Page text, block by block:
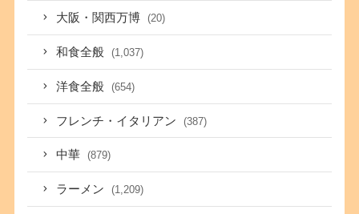
大阪・関西万博 (20)
和食全般 (1,037)
洋食全般 (654)
フレンチ・イタリアン (387)
中華 (879)
ラーメン (1,209)